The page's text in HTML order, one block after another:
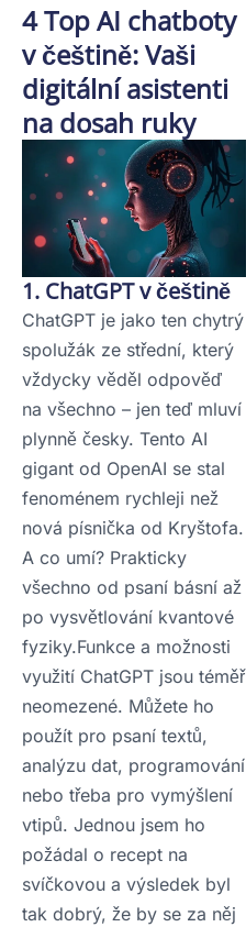
4 Top AI chatboty
v češtině: Vaši
digitální asistenti
na dosah ruky
1. ChatGPT v češtině
ChatGPT je jako ten chytrý
spolužák ze střední, který
vždycky věděl odpověď
na všechno – jen teď mluví
plynně česky. Tento AI
gigant od OpenAI se stal
fenoménem rychleji než
nová písnička od Kryštofa.
A co umí? Prakticky
všechno od psaní básní až
po vysvětlování kvantové
fyziky.Funkce a možnosti
využití ChatGPT jsou téměř
neomezené. Můžete ho
použít pro psaní textů,
analýzu dat, programování
nebo třeba pro vymýšlení
vtipů. Jednou jsem ho
požádal o recept na
svíčkovou a výsledek byl
tak dobrý, že by se za něj